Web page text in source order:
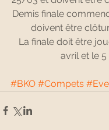
Demis finale
doivent être
La finale doit être
avril et le 5
#BKO #Compets